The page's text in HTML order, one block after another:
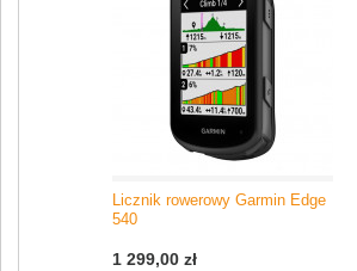
Licznik rowerowy Garmin Edge
540
1 299,00 zł